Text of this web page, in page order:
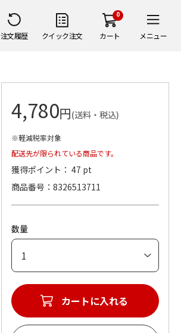
注文履歴 クイック注文
0
カート メニュー
4,780円(送料・税込)
※軽減税率対象
配送先が限られている商品です。
獲得ポイント： 47 pt
商品番号
8326513711
数量